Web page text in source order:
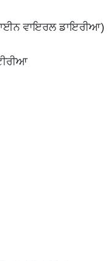
ਵਾਇਰਲ ਡਾਇਰੀਆ)